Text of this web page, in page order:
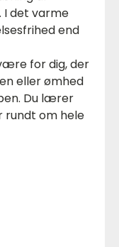
det varme
end
for dig, der
eller ømhed
Du lærer
rundt om hele